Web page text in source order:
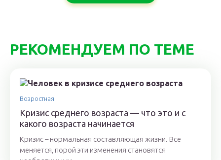
РЕКОМЕНДУЕМ ПО ТЕМЕ
Возростная
Кризис среднего возраста — что это и с
какого возраста начинается
Кризис – нормальная составляющая жизни. Все
меняется, порой эти изменения становятся